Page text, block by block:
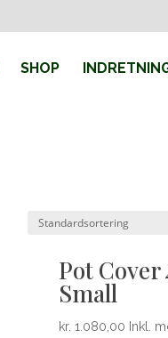
SHOP
Pot Cover
Small
kr. 1.080,00 Inkl.